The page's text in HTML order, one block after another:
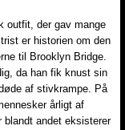
outfit, der gav mange
er historien om den
til Brooklyn Bridge.
da han fik knust sin
af stivkrampe. På
årligt af
blandt andet eksisterer